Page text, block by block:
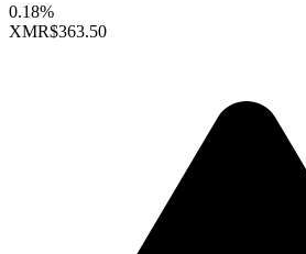
0.18%
XMR$363.50